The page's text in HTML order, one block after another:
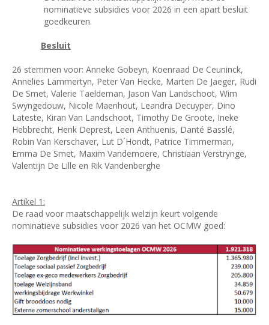
nominatieve subsidies voor 2026 in een apart besluit
goedkeuren.
Besluit
26 stemmen voor: Anneke Gobeyn, Koenraad De Ceuninck,
Annelies Lammertyn, Peter Van Hecke, Marten De Jaeger, Rudi
De Smet, Valerie Taeldeman, Jason Van Landschoot, Wim
Swyngedouw, Nicole Maenhout, Leandra Decuyper, Dino
Lateste, Kiran Van Landschoot, Timothy De Groote, Ineke
Hebbrecht, Henk Deprest, Leen Anthuenis, Danté Basslé,
Robin Van Kerschaver, Lut D´Hondt, Patrice Timmerman,
Emma De Smet, Maxim Vandemoere, Christiaan Verstrynge,
Valentijn De Lille en Rik Vandenberghe
Artikel 1:
De raad voor maatschappelijk welzijn keurt volgende
nominatieve subsidies voor 2026 van het OCMW goed: